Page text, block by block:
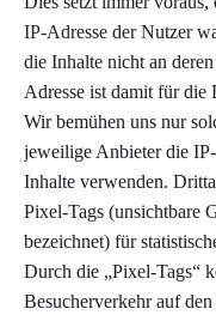
IP-Adresse der Nutzer
die Inhalte nicht an
Adresse ist damit für die
Wir bemühen uns nur
jeweilige Anbieter die
Inhalte verwenden.
Pixel-Tags (unsichtbare
bezeichnet) für
Durch die „Pixel-Tags“
Besucherverkehr auf